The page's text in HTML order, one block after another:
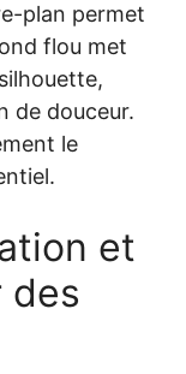
plan permet
flou met
de douceur.
le
et
des